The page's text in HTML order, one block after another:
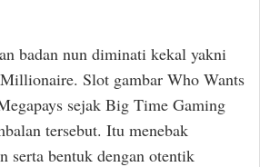
badan nun diminati kekal yakni
Slot gambar Who Wants
sejak Big Time Gaming
tersebut. Itu menebak
serta bentuk dengan otentik